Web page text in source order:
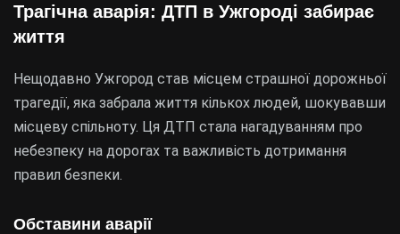
Трагічна аварія: ДТП в Ужгороді забирає
життя
Нещодавно Ужгород став місцем страшної дорожньої
трагедії, яка забрала життя кількох людей, шокувавши
місцеву спільноту. Ця ДТП стала нагадуванням про
небезпеку на дорогах та важливість дотримання
правил безпеки.
Обставини аварії